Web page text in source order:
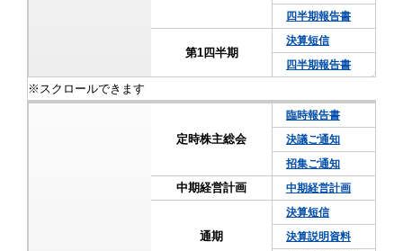
四半期報告書
第1四半期
決算短信
四半期報告書
定時株主総会
臨時報告書
決議ご通知
招集ご通知
中期経営計画 中期経営計画
通期
決算短信
決算説明資料